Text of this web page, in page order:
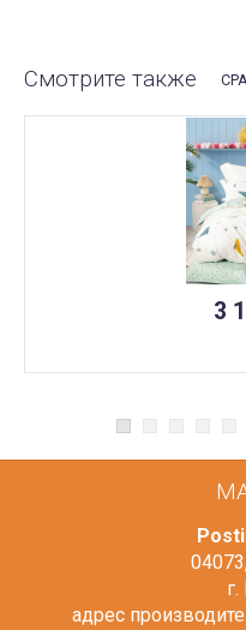
Смотрите также
3
04073
адрес